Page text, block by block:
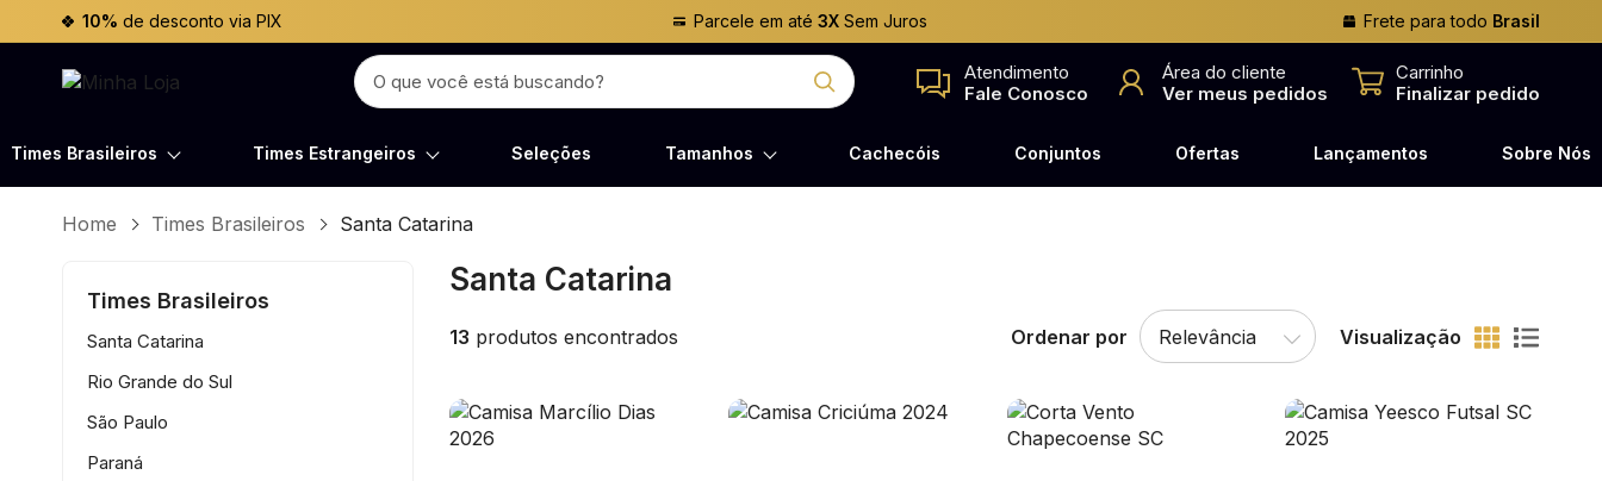
10% de desconto via PIX Parcele em até3X Sem Juros Frete para todo Brasil
Atendimento
Fale Conosco
Área do cliente
Ver meus pedidos
Carrinho
Finalizar pedido
Times Brasileiros Times Estrangeiros Seleções Tamanhos Cachecóis Conjuntos Ofertas Lançamentos Sobre Nós
Home Times Brasileiros Santa Catarina
Times Brasileiros
Santa Catarina
Rio Grande do Sul
São Paulo
Paraná
Santa Catarina
13 produtos encontrados Ordenar por Visualização